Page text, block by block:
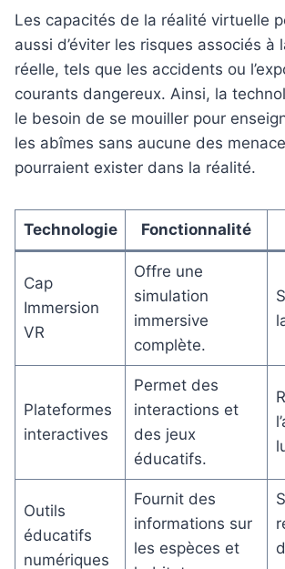
Les capacités de la réalité virtuelle
aussi d’éviter les risques associés à
réelle, tels que les accidents ou
courants dangereux. Ainsi, la
le besoin de se mouiller pour
les abîmes sans aucune des
pourraient exister dans la réalité.
Technologie Fonctionnalité
Cap
Immersion
VR
Offre une
simulation
immersive
complète.
Plateformes
interactives
Permet des
interactions et
des jeux
éducatifs.
Outils
éducatifs
numériques
Fournit des
informations sur
les espèces et